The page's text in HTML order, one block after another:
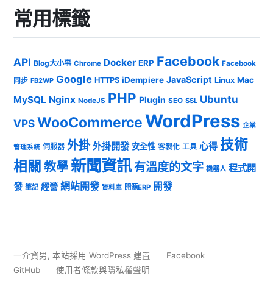
常用標籤
API Blog大小事 Chrome Docker ERP Facebook Facebook
同步 FB2WP Google HTTPS iDempiere JavaScript Linux Mac
MySQL Nginx NodeJS PHP Plugin SEO SSL Ubuntu
VPSWooCommerceWordPress 企業
管理系統 伺服器 外掛 外掛開發 安全性 客製化 工具 心得 技術
相關 教學 新聞資訊有溫度的文字 機器人 程式開
發 筆記 經營 網站開發 資料庫 開源ERP 開發
一介資男, 本站採用 WordPress 建置
Facebook
GitHub
使用者條款與隱私權聲明